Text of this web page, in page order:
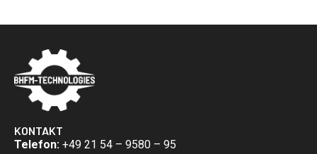
KONTAKT
Telefon: +49 21 54 – 9580 – 95